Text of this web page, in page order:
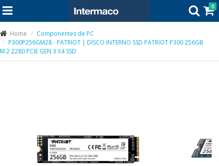
0
Home
Componentes de PC
P300P256GM28 - PATRIOT | DISCO INTERNO SSD PATRIOT P300 256GB
M.2 2280 PCIE GEN 3 X4 SSD